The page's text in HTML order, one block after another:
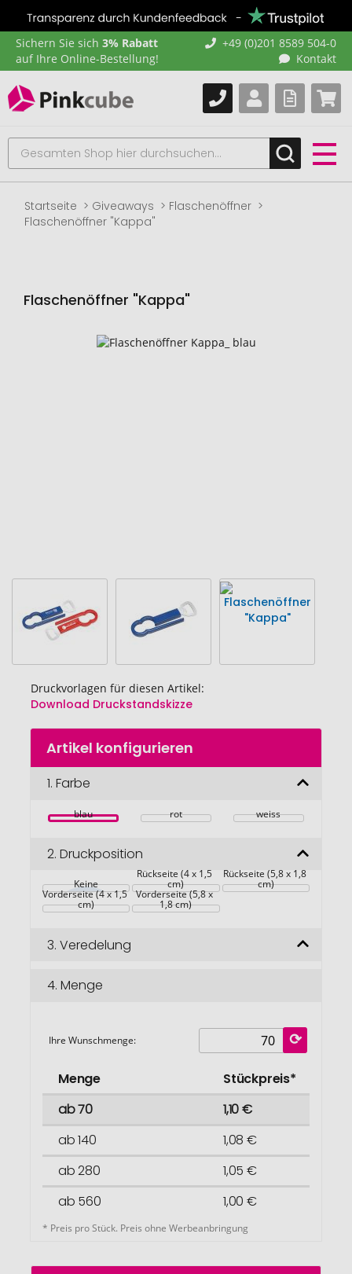
Sichern Sie sich 3% Rabatt
auf Ihre Online-Bestellung!
+49 (0)201 8589 504-0
Kontakt
Startseite Giveaways
Flaschenöffner
Flaschenöffner "Kappa"
Flaschenöffner "Kappa"
Druckvorlagen für diesen Artikel:
Download Druckstandskizze
Zum
Anfang
Bildgalerie
Artikel konfigurieren
1. Farbe
blau rot weiss
2. Druckposition
Keine
Rückseite (4 x 1,5
cm)
Rückseite (5,8 x 1,8
cm)
Vorderseite (4 x 1,5
cm)
Vorderseite (5,8 x
1,8 cm)
3. Veredelung
4. Menge
Ihre Wunschmenge:
Menge
Stückpreis*
ab 70
1,10 €
ab 140
1,08 €
ab 280
1,05 €
ab 560
1,00 €
* Preis pro Stück. Preis ohne Werbeanbringung